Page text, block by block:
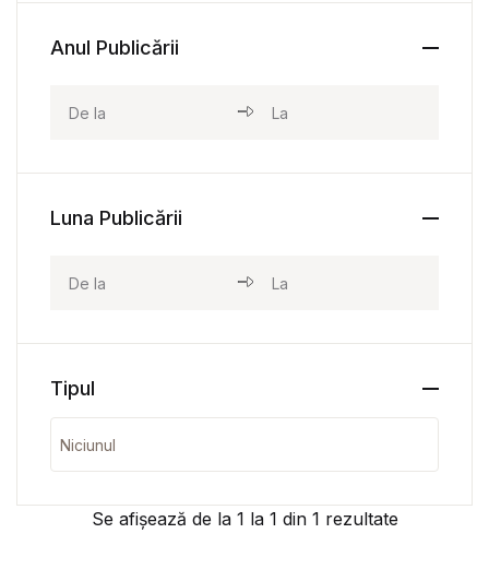
Se afișează de la 1 la 1 din 1 rezultate
Anul Publicării
Luna Publicării
Tipul